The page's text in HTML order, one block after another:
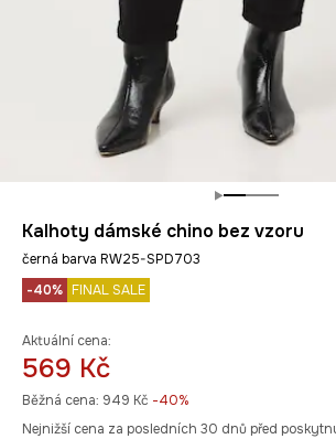
Kalhoty dámské chino bez vzoru
černá barva RW25-SPD703
-40% FINAL SALE
Aktuální cena:
569 Kč
Běžná cena: 949 Kč -40%
Nejnižší cena za posledních 30 dnů před